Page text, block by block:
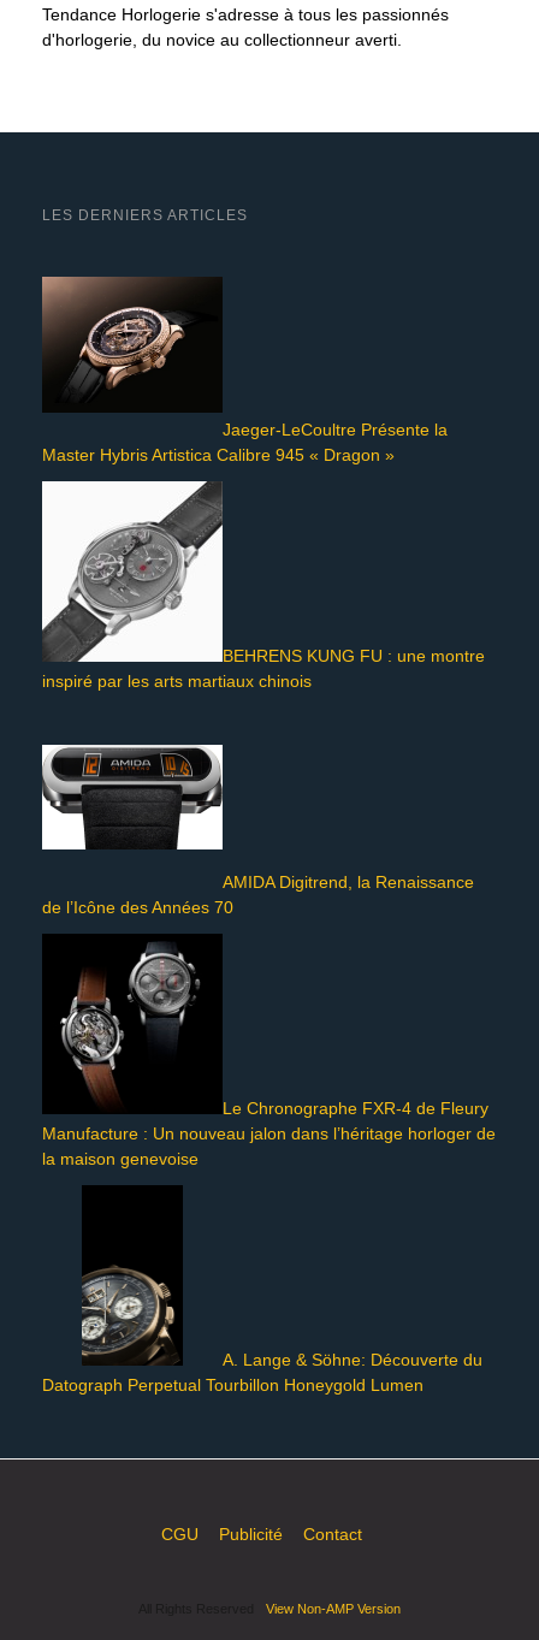
Tendance Horlogerie s'adresse à tous les passionnés
d'horlogerie, du novice au collectionneur averti.
LES DERNIERS ARTICLES
Jaeger-LeCoultre Présente la
Master Hybris Artistica Calibre 945 « Dragon »
BEHRENS KUNG FU : une montre
inspiré par les arts martiaux chinois
AMIDA Digitrend, la Renaissance
de l’Icône des Années 70
Le Chronographe FXR-4 de Fleury
Manufacture : Un nouveau jalon dans l’héritage horloger de
la maison genevoise
A. Lange & Söhne: Découverte du
Datograph Perpetual Tourbillon Honeygold Lumen
CGU Publicité Contact
View Non-AMP Version